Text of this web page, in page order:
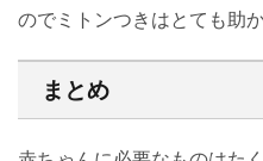
のでミトンつきはとても助
まとめ